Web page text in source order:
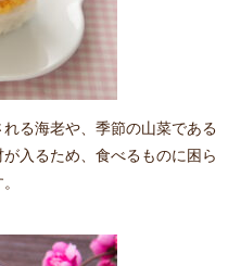
れる海老や、季節の山菜である
入るため、食べるものに困ら